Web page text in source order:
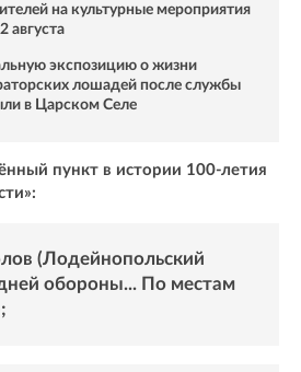
на культурные мероприятия
августа
экспозицию о жизни
лошадей после службы
в Царском Селе
пункт в истории 100-летия
(Лодейнопольский
обороны... По местам